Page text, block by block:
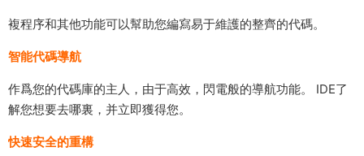
複程序和其他功能可以幫助您編寫易于維護的整齊的代碼。
智能代碼導航
作爲您的代碼庫的主人，由于高效，閃電般的導航功能。 IDE了
解您想要去哪裏，并立即獲得您。
快速安全的重構